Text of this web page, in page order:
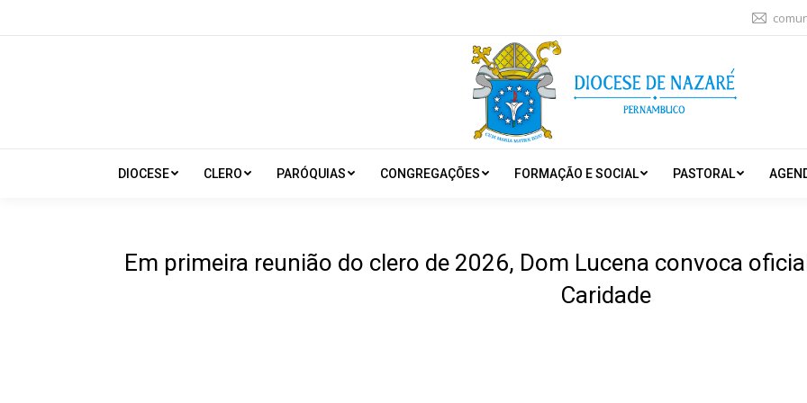
DIOCESE CLERO PARÓQUIAS CONGREGAÇÕES FORMAÇÃO E SOCIAL PASTORAL
Em primeira reunião do clero de 2026, Dom Lucena convoca
Caridade